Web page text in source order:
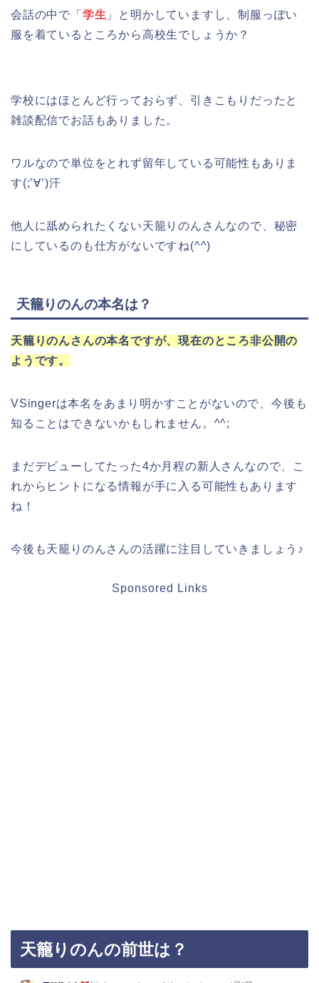
会話の中で「 学生 」と明かしていますし、制服っぽい
服を着ているところから高校生でしょうか？
学校にはほとんど行っておらず、引きこもりだったと
雑談配信でお話もありました。
ワルなので単位をとれず留年している可能性もありま
す(;’∀’)汗
他人に舐められたくない天籠りのんさんなので、秘密
にしているのも仕方がないですね(^^)
天籠りのんの本名は？
天籠りのんさんの本名ですが、現在のところ非公開の
ようです。
VSingerは本名をあまり明かすことがないので、今後も
知ることはできないかもしれません。^^;
まだデビューしてたった4か月程の新人さんなので、こ
れからヒントになる情報が手に入る可能性もあります
ね！
今後も天籠りのんさんの活躍に注目していきましょう♪
Sponsored Links
天籠りのんの前世は？